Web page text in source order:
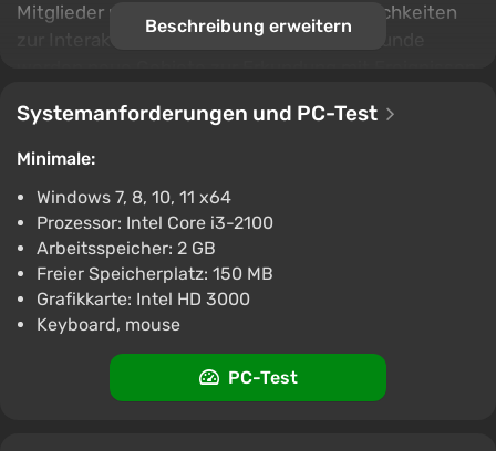
Mitglieder und entdeckt zusätzliche Möglichkeiten
zur Interaktion mit der Karte. Nach jeder Runde
werden durch saisonale Herausforderungen
komplizierter.
Beschreibung erweitern
Systemanforderungen und PC-Test
Minimale:
Windows 7, 8, 10, 11 x64
Prozessor: Intel Core i3-2100
Arbeitsspeicher: 2 GB
Freier Speicherplatz: 150 MB
Grafikkarte: Intel HD 3000
Keyboard, mouse
PC-Test